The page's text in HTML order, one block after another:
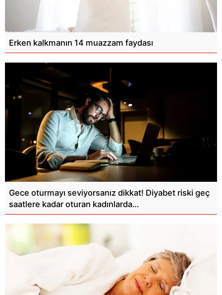
Erken kalkmanın 14 muazzam faydası
Gece oturmayı seviyorsanız dikkat! Diyabet riski geç
saatlere kadar oturan kadınlarda…